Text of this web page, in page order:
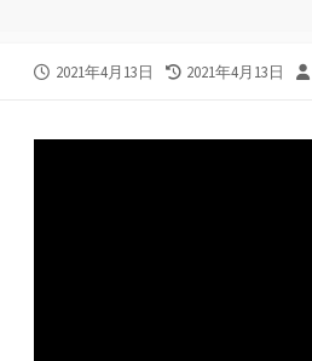
公
2021年4月13日
最
新
2021年4月13日